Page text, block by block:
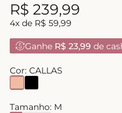
R$ 239,99
4x de R$ 59,99
Ganhe R$ 23,99 de
Cor: CALLAS
Tamanho: M
calcinha renda
calcinha alta
triangulo